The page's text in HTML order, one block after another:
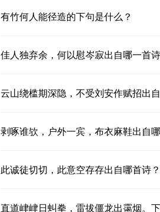
有竹何人能径造的下句是什么？
佳人独弃余，何以慰岑寂出自哪一首
云山绕槛期深隐，不受刘安作赋招出
剥啄谁欤，户外一宾，布衣麻鞋出自
此诚徒切切，此意空存存出自哪首诗？
直道峍峍日虯拳，雷拔僵龙出霭烟。